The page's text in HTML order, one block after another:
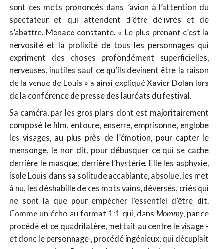
sont ces mots prononcés dans l’avion à l’attention du
spectateur et qui attendent d’être délivrés et de
s’abattre. Menace constante. « Le plus prenant c’est la
nervosité et la prolixité de tous les personnages qui
expriment des choses profondément superficielles,
nerveuses, inutiles sauf ce qu’ils devinent être la raison
de la venue de Louis » a ainsi expliqué Xavier Dolan lors
de la conférence de presse des lauréats du festival.
Sa caméra, par les gros plans dont est majoritairement
composé le film, entoure, enserre, emprisonne, englobe
les visages, au plus près de l’émotion, pour capter le
mensonge, le non dit, pour débusquer ce qui se cache
derrière le masque, derrière l’hystérie. Elle les asphyxie,
isole Louis dans sa solitude accablante, absolue, les met
à nu, les déshabille de ces mots vains, déversés, criés qui
ne sont là que pour empêcher l’essentiel d’être dit.
Comme un écho au format 1:1 qui, dans Mommy, par ce
procédé et ce quadrilatère, mettait au centre le visage -
et donc le personnage-, procédé ingénieux, qui décuplait